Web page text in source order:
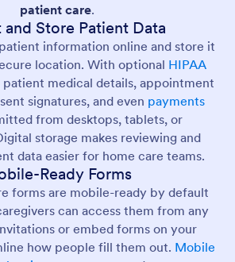
patient care.
Store Patient Data
information online and store it
location. With optional HIPAA
medical details, appointment
signatures, and even payments
from desktops, tablets, or
storage makes reviewing and
data easier for home care teams.
Ready Forms
forms are mobile-ready by default
can access them from any
or embed forms on your
how people fill them out. Mobile